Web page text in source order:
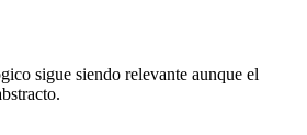
sigue siendo relevante aunque el